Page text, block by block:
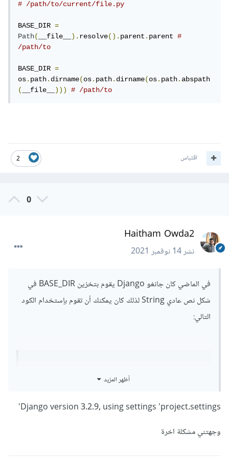
# /path/to/current/file.py
BASE_DIR =
Path( __file__).resolve().parent.parent #
/path/to
BASE_DIR =
os.path.dirname(os.path.dirname(os.path.abspath
(
__file__))) # /path/to
2 اقتباس
0
Haitham Owda2
نشر14 نوفمبر 2021
في الماضي كان جانغو Django يقوم بتخزين BASE_DIR في
شكل نص عادي String لذلك كان يمكنك أن تقوم بإستخدام الكود
التالي:
os.path.dirname( os .path. dirname( os.path.abs
وكان يمكنك أن تقوم بعمل المسارات من خلال الكود التالي:
أظهر المزيد
Django version 3.2.9, using settings 'project.settings'
وجهتني مشكلة اخرة